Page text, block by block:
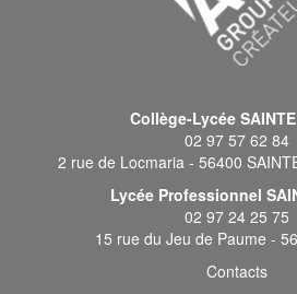
Collège-Lycée
02 97 57 62 84
2 rue de Locmaria - 56400
Lycée Professionnel
02 97 24 25 75
15 rue du Jeu de Paume -
Contacts